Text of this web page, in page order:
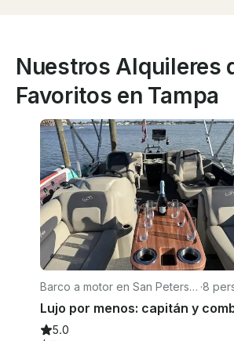
Nuestros Alquileres
Favoritos en Tampa
Barco a motor en San Petersb
urgo
·8
5.0